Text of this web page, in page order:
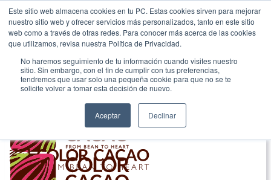
Este sitio web almacena cookies en tu PC. Estas cookies sirven para mejorar
nuestro sitio web y ofrecer servicios más personalizados, tanto en este sitio
web como a través de otras redes. Para conocer más acerca de las cookies
que utilizamos, revisa nuestra Política de Privacidad.
No haremos seguimiento de tu información cuando visites nuestro
sitio. Sin embargo, con el fin de cumplir con tus preferencias,
tendremos que usar solo una pequeña cookie para que no se te
solicite volver a tomar esta decisión de nuevo.
Aceptar Declinar
|
Envío gratis en Antioquia por compras superiores a $100.000.